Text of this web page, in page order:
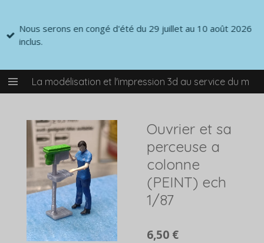
contenu
La modélisation et l'impression 3d au service du
Nous serons en congé d'été du 29 juillet au 10 août 2026
inclus.
Ouvrier et sa
perceuse a
colonne
(PEINT) ech
1/87
6,50 €